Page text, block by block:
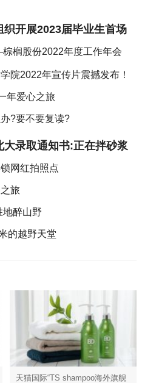
开展2023届毕业生首场
榈股份2022年度工作年会
院2022年宣传片震撼发布！
年爱心之旅
?要不要复读?
录取通知书:正在拌砂浆
网红拍照点
旅
地醉山野
的越野天堂
天猫国际“TS shampoo海外旗舰